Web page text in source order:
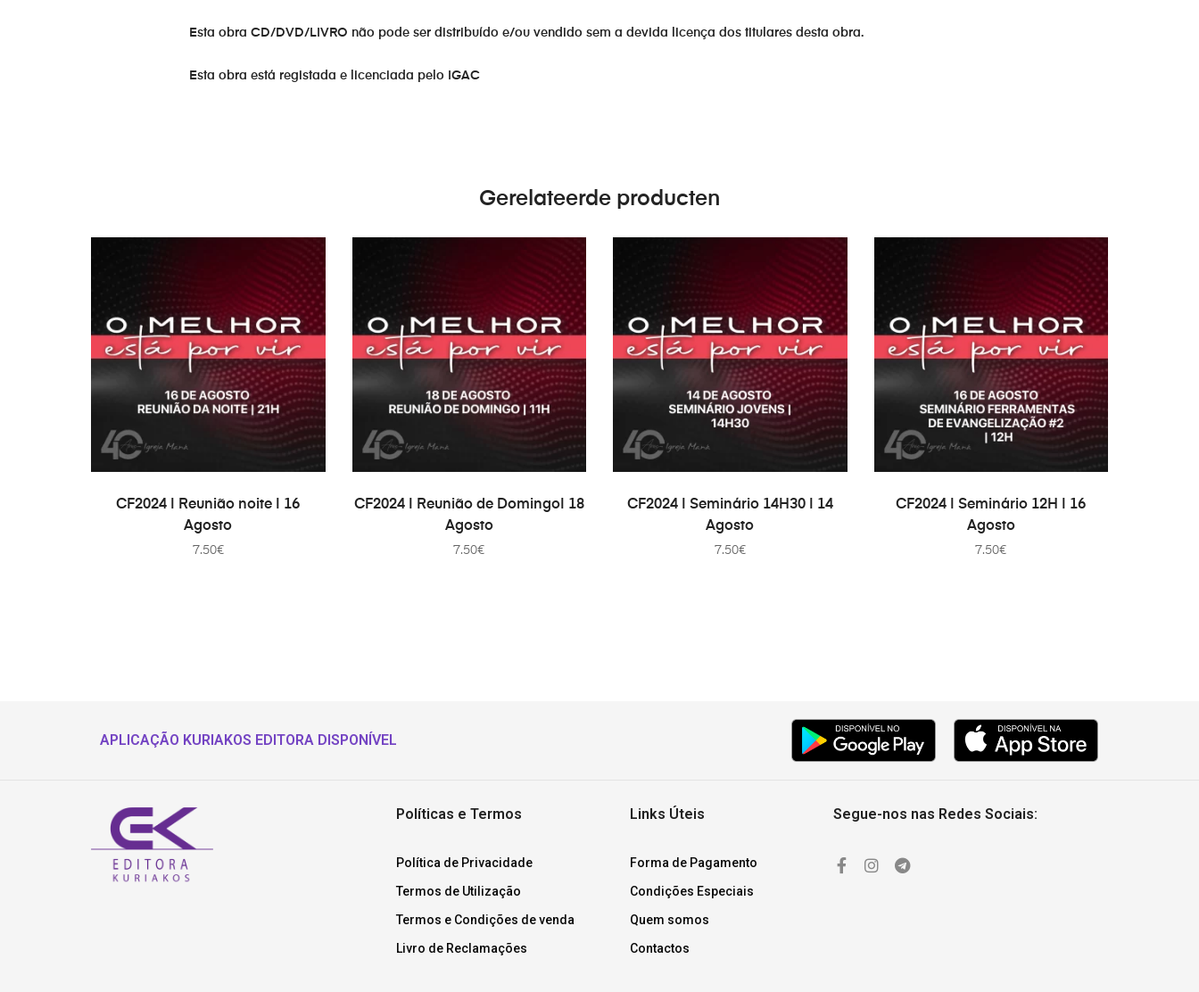
Esta obra CD/DVD/LIVRO não pode ser distribuído e/ou vendido sem a devida licença dos titulares desta obra.
Esta obra está registada e licenciada pelo IGAC
Gerelateerde producten
TOEVOEGEN AAN WINKELWAGEN
CF2024 | Reunião noite | 16
Agosto
7.50€
TOEVOEGEN AAN WINKELWAGEN
CF2024 | Reunião de Domingo| 18
Agosto
7.50€
TOEVOEGEN AAN WINKELWAGEN
CF2024 | Seminário 14H30 | 14
Agosto
7.50€
TOEVOEGEN AAN WINKELWAGEN
CF2024 | Seminário 12H | 16
Agosto
7.50€
APLICAÇÃO KURIAKOS EDITORA DISPONÍVEL
Políticas e Termos
Política de Privacidade
Termos de Utilização
Termos e Condições de venda
Livro de Reclamações
Links Úteis
Forma de Pagamento
Condições Especiais
Quem somos
Contactos
Segue-nos nas Redes Sociais: